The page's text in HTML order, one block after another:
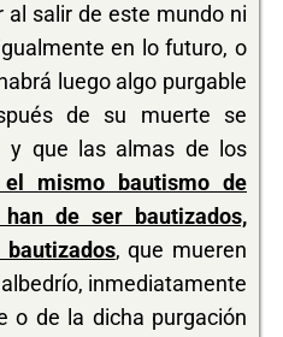
al salir de este mundo ni
en lo futuro, o
luego algo purgable
de su muerte se
y que las almas de los
mismo bautismo de
de ser bautizados,
bautizados, que mueren
inmediatamente
o de la dicha purgación